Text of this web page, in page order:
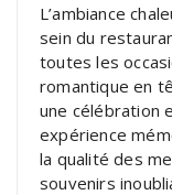
L’ambiance
sein du
toutes les
romantique en
une célébration
expérience
la qualité des
souvenirs